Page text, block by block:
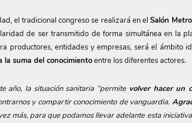
el tradicional congreso se realizará en el Salón
de ser transmitido de forma simultánea en la
productores, entidades y empresas, será el ámbito
la suma del conocimientoentre los diferentes actores.
año, la situación sanitaria “permite volver hacer un
y compartir conocimiento de vanguardia.
más, para que podamos llevar adelante esta